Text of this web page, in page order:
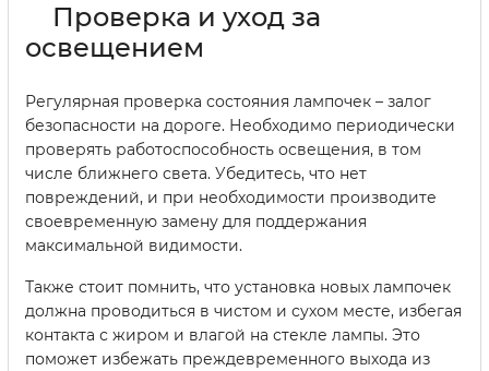
Проверка и уход за
освещением
Регулярная проверка состояния лампочек – залог
безопасности на дороге. Необходимо периодически
проверять работоспособность освещения, в том
числе ближнего света. Убедитесь, что нет
повреждений, и при необходимости производите
своевременную замену для поддержания
максимальной видимости.
Также стоит помнить, что установка новых лампочек
должна проводиться в чистом и сухом месте, избегая
контакта с жиром и влагой на стекле лампы. Это
поможет избежать преждевременного выхода из